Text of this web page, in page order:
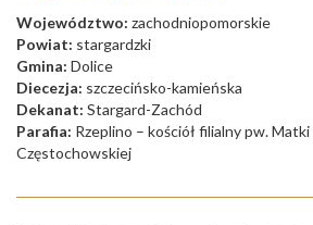
Województwo: zachodniopomorskie
Powiat: stargardzki
Gmina: Dolice
Diecezja: szczecińsko-kamieńska
Dekanat: Stargard-Zachód
Parafia: Rzeplino – kościół filialny pw.
Częstochowskiej